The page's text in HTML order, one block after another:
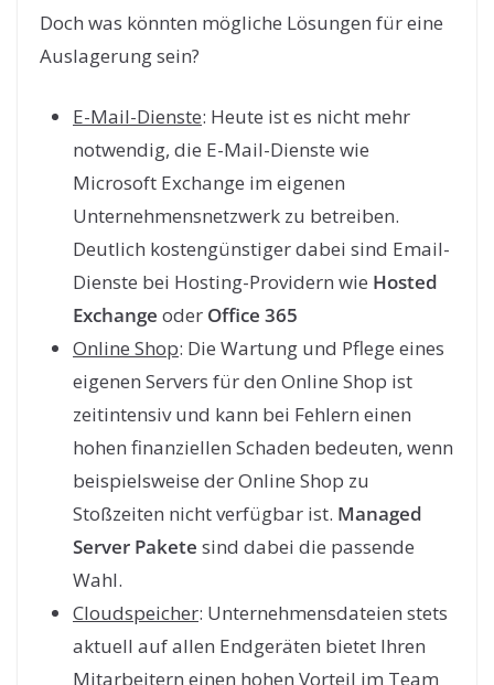
Doch was könnten mögliche Lösungen für eine
Auslagerung sein?
E-Mail-Dienste: Heute ist es nicht mehr
notwendig, die E-Mail-Dienste wie
Microsoft Exchange im eigenen
Unternehmensnetzwerk zu betreiben.
Deutlich kostengünstiger dabei sind Email-
Dienste bei Hosting-Providern wie Hosted
Exchange oder Office 365
Online Shop: Die Wartung und Pflege eines
eigenen Servers für den Online Shop ist
zeitintensiv und kann bei Fehlern einen
hohen finanziellen Schaden bedeuten, wenn
beispielsweise der Online Shop zu
Stoßzeiten nicht verfügbar ist. Managed
Server Pakete sind dabei die passende
Wahl.
Cloudspeicher: Unternehmensdateien stets
aktuell auf allen Endgeräten bietet Ihren
Mitarbeitern einen hohen Vorteil im Team